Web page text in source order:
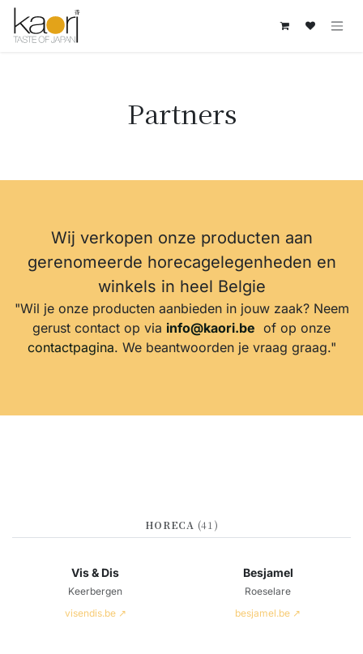
Overslaan naar inhoud
Partners
Wij verkopen onze producten aan
gerenomeerde horecagelegenheden en
winkels in heel Belgie
"Wil je onze producten aanbieden in jouw zaak? Neem
gerust contact op via info@kaori.be of op onze
contactpagina. We beantwoorden je vraag graag."
HORECA (41)
Vis & Dis
Keerbergen
visendis.be ↗
Besjamel
Roeselare
besjamel.be ↗